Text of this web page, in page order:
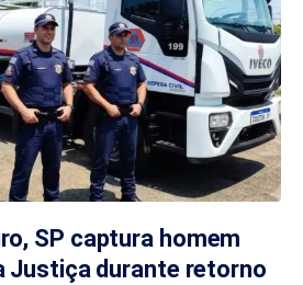
SP captura homem
Justiça durante retorno